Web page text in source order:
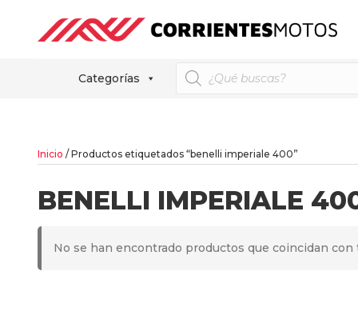
Categorías de
productos
Inicio / Productos etiquetados “benelli imperiale 400”
BENELLI IMPERIALE
No se han encontrado productos que coincidan con